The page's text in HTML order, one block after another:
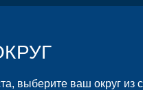
выберите ваш округ из